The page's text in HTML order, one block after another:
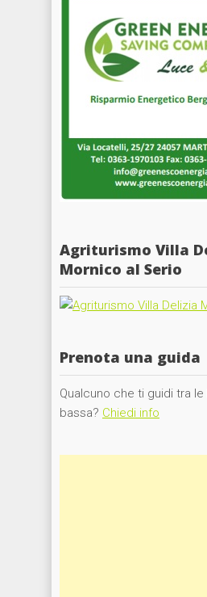
Agriturismo Villa
Mornico al Serio
Prenota una guida
Qualcuno che ti guidi tra
bassa? Chiedi info